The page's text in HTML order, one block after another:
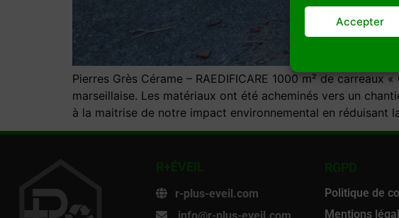
Accepter
Pierres Grès Cérame – RAEDIFICARE 1000 m² de
marseillaise. Les matériaux ont été acheminés vers un
à la maitrise de notre impact environnemental en réduisant
R+ÉVEIL
r-plus-eveil.com
RGPD
Politique de
Mentions